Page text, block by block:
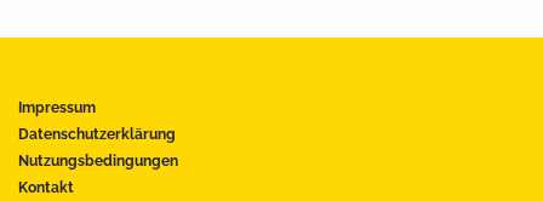
Impressum
Datenschutzerklärung
Nutzungsbedingungen
Kontakt